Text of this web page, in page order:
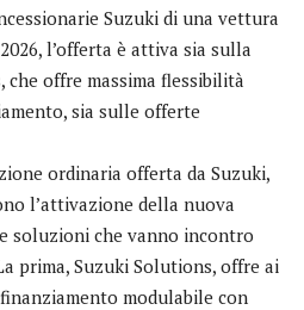
Suzuki di una vettura
l’offerta è attiva sia sulla
offre massima flessibilità
sia sulle offerte
ordinaria offerta da Suzuki,
l’attivazione della nuova
soluzioni che vanno incontro
prima, Suzuki Solutions, offre ai
modulabile con